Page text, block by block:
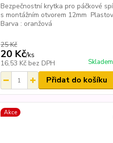
Bezpečnostní krytka pro páčkové
s montážním otvorem 12mm
Barva : oranžová
25 Kč
20 Kč/ks
16,53 Kč bez DPH
Přidat do košíku
Akce